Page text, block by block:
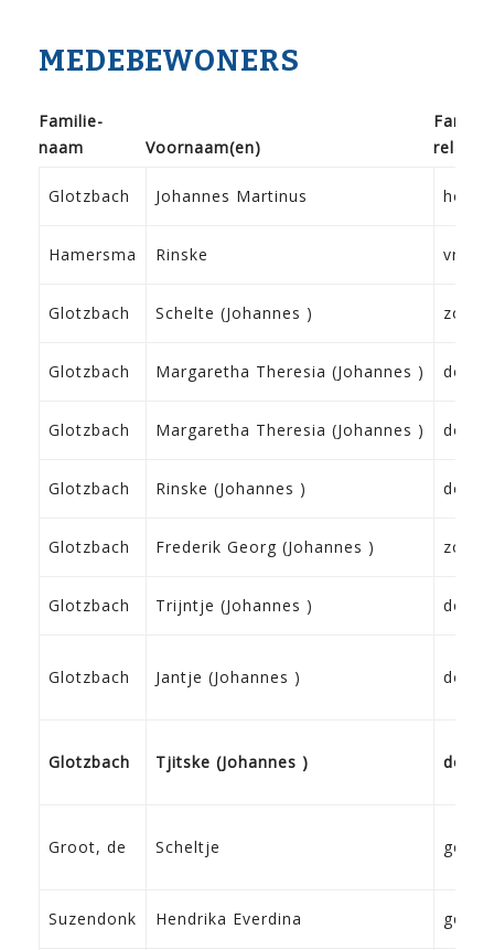
MEDEBEWONERS
Familie­
naam
Voor­naam(en)
relatie
Glotzbach Johannes Martinus hoofd
Hamersma Rinske vrouw
Glotzbach Schelte (Johannes ) zoon
Glotzbach Margaretha Theresia (Johannes )
Glotzbach Margaretha Theresia (Johannes )
Glotzbach Rinske (Johannes )
Glotzbach Frederik Georg (Johannes ) zoon
Glotzbach Trijntje (Johannes )
Glotzbach Jantje (Johannes )
Glotzbach Tjitske (Johannes )
Groot, de Scheltje geen
Suzendonk Hendrika Everdina geen